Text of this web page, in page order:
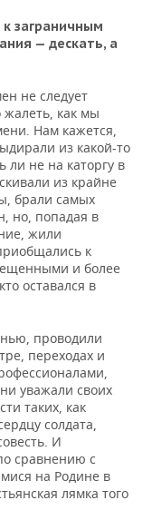
к заграничным
— дескать, а
не следует
жалеть, как мы
Нам кажется,
из какой-то
ли не на каторгу в
из крайне
брали самых
но, попадая в
жили
к
и более
оставался в
проводили
переходах и
уважали своих
таких, как
солдата,
И
сравнению с
на Родине в
лямка того